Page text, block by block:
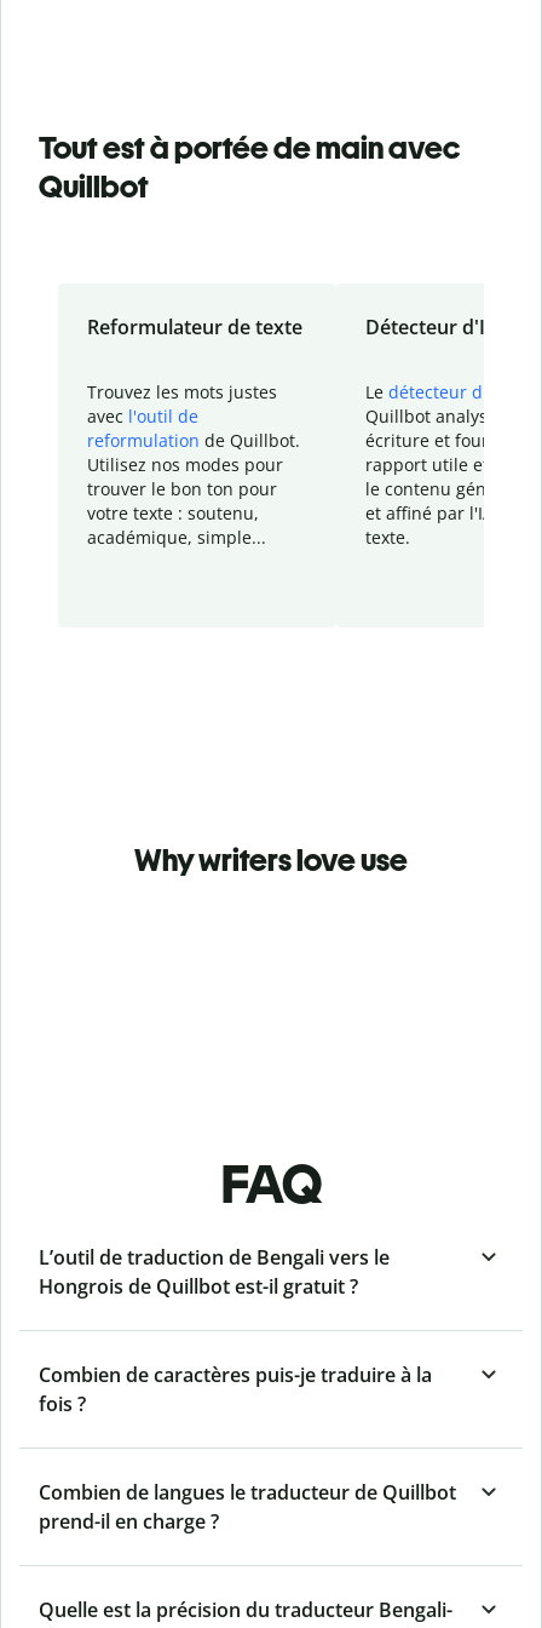
Tout est à portée de main avec
Quillbot
Reformulateur de texte
Trouvez les mots justes
avec l'outil de
reformulation de Quillbot.
Utilisez nos modes pour
trouver le bon ton pour
votre texte : soutenu,
académique, simple...
Détecteur d'IA
Le détecteur d'IA
Quillbot analyse votre
écriture et fournit un
rapport utile et
le contenu généré
et affiné par l'IA
texte.
Why writers love use
FAQ
L’outil de traduction de Bengali vers le
Hongrois de Quillbot est-il gratuit ?
Combien de caractères puis-je traduire à la
fois ?
Combien de langues le traducteur de Quillbot
prend-il en charge ?
Quelle est la précision du traducteur Bengali-